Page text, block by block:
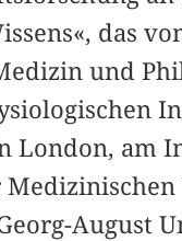
das
und
London, am
August